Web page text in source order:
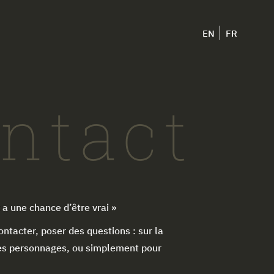
EN FR
une chance d’être vrai »
poser des questions : sur la
personnages, ou simplement pour